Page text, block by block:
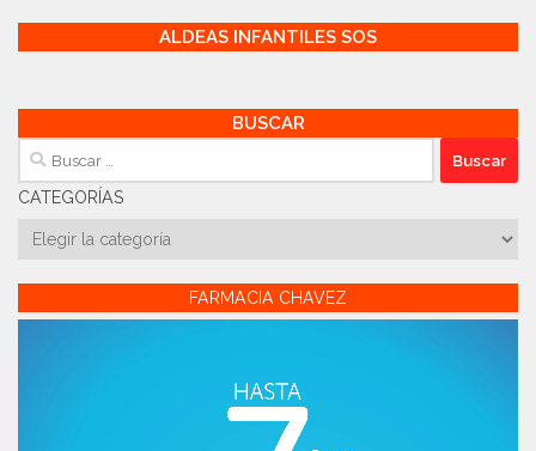
ALDEAS INFANTILES SOS
BUSCAR
Buscar:
CATEGORÍAS
Categorías
FARMACIA CHAVEZ